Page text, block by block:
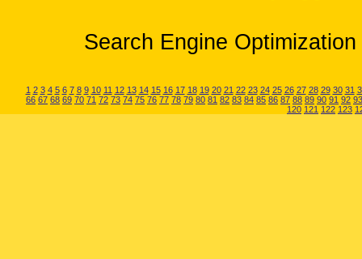
Search Engine
1 2 3 4 5 6 7 8 9 10 11 12 13 14 15 16 17 18 19 20 21 22 23 24 25 26 27 28 29 30 31
66 67 68 69 70 71 72 73 74 75 76 77 78 79 80 81 82 83 84 85 86 87 88 89 90 91 92 93
120 121 122 123